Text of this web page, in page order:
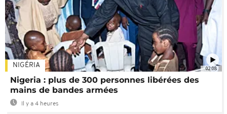
02:08
NIGÉRIA
Nigeria : plus de 300 personnes libérées des
mains de bandes armées
Il y a 4 heures